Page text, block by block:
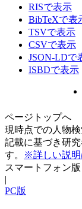
RISで表示
BibTeXで表
TSVで表示
CSVで表示
JSON-LDで
ISBDで表示
ページトップへ
現時点での人物検
記載に基づき研
す。
※詳しい説明
スマートフォン版
|
PC版